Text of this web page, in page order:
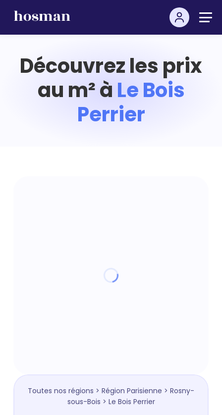
Découvrez les prix
au m² à Le Bois
Perrier
Toutes nos régions > Région Parisienne > Rosny-
sous-Bois > Le Bois Perrier